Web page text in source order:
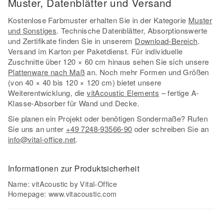
Kostenlose Farbmuster erhalten Sie in der Kategorie Muster
und Sonstiges. Technische Datenblätter, Absorptionswerte
und Zertifikate finden Sie in unserem Download-Bereich.
Versand im Karton per Paketdienst. Für individuelle
Zuschnitte über 120 × 60 cm hinaus sehen Sie sich unsere
Plattenware nach Maßan. Noch mehr Formen und Größen
(von 40 × 40 bis 120 × 120 cm) bietet unsere
Weiterentwicklung, dievitAcoustic Elements – fertige A-
Klasse-Absorber für Wand und Decke.
Sie planen ein Projekt oder benötigen Sondermaße? Rufen
Sie uns an unter +49 7248-93566-90 oder schreiben Sie an
info@vital-office.net.
Informationen zur Produktsicherheit
Name: vitAcoustic by Vital-Office
Homepage:www.vitacoustic.com